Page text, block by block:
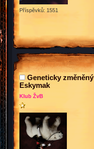
Příspěvků: 1551
Geneticky změněný
Eskymak
Klub ŽvB